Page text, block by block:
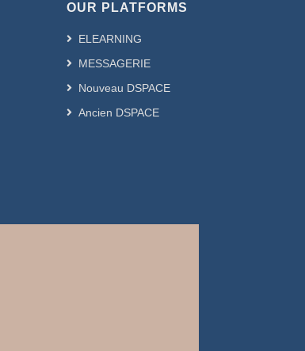
OUR PLATFORMS
ELEARNING
MESSAGERIE
Nouveau DSPACE
Ancien DSPACE